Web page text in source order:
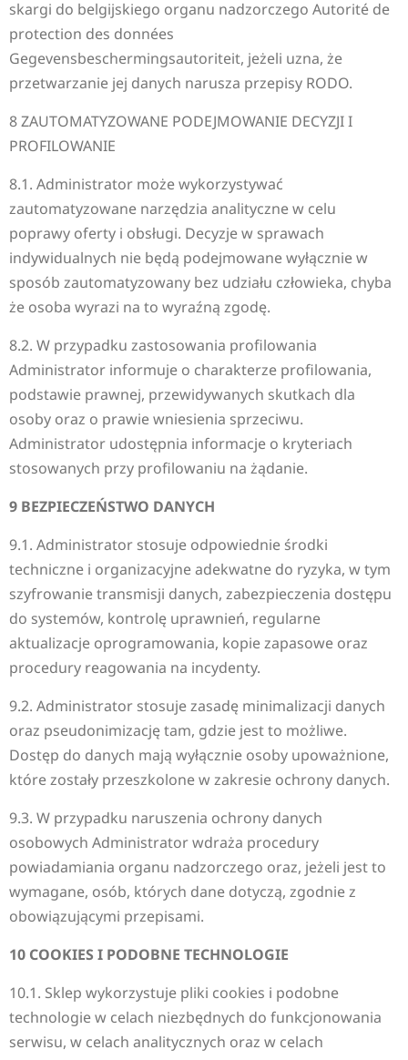
skargi do belgijskiego organu nadzorczego Autorité de
protection des données
Gegevensbeschermingsautoriteit, jeżeli uzna, że
przetwarzanie jej danych narusza przepisy RODO.
8 ZAUTOMATYZOWANE PODEJMOWANIE DECYZJI I
PROFILOWANIE
8.1. Administrator może wykorzystywać
zautomatyzowane narzędzia analityczne w celu
poprawy oferty i obsługi. Decyzje w sprawach
indywidualnych nie będą podejmowane wyłącznie w
sposób zautomatyzowany bez udziału człowieka, chyba
że osoba wyrazi na to wyraźną zgodę.
8.2. W przypadku zastosowania profilowania
Administrator informuje o charakterze profilowania,
podstawie prawnej, przewidywanych skutkach dla
osoby oraz o prawie wniesienia sprzeciwu.
Administrator udostępnia informacje o kryteriach
stosowanych przy profilowaniu na żądanie.
9 BEZPIECZEŃSTWO DANYCH
9.1. Administrator stosuje odpowiednie środki
techniczne i organizacyjne adekwatne do ryzyka, w tym
szyfrowanie transmisji danych, zabezpieczenia dostępu
do systemów, kontrolę uprawnień, regularne
aktualizacje oprogramowania, kopie zapasowe oraz
procedury reagowania na incydenty.
9.2. Administrator stosuje zasadę minimalizacji danych
oraz pseudonimizację tam, gdzie jest to możliwe.
Dostęp do danych mają wyłącznie osoby upoważnione,
które zostały przeszkolone w zakresie ochrony danych.
9.3. W przypadku naruszenia ochrony danych
osobowych Administrator wdraża procedury
powiadamiania organu nadzorczego oraz, jeżeli jest to
wymagane, osób, których dane dotyczą, zgodnie z
obowiązującymi przepisami.
10 COOKIES I PODOBNE TECHNOLOGIE
10.1. Sklep wykorzystuje pliki cookies i podobne
technologie w celach niezbędnych do funkcjonowania
serwisu, w celach analitycznych oraz w celach